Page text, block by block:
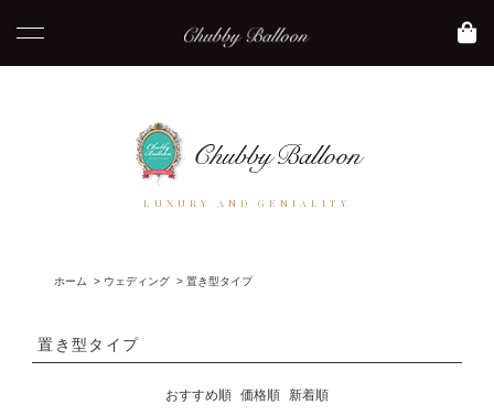
LUXURY AND GENIALITY
ホーム > ウェディング >置き型タイプ
置き型タイプ
おすすめ順 価格順 新着順